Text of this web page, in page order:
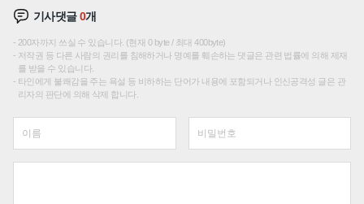
기사댓글0개
200자까지 쓰실 수 있습니다. (현재 0 byte / 최대 400byte)
저작권 등 다른 사람의 권리를 침해하거나 명예를 훼손하는 댓글은 관련 법률에 의해 제재
를 받을 수 있습니다.
타인에게 불쾌감을 주는 욕설 등 비하하는 단어가 내용에 포함되거나 인신공격성 글은 관
리자의 판단에 의해 삭제 합니다.